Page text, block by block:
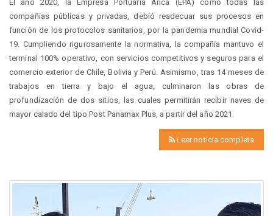
El año 2020, la Empresa Portuaria Arica (EPA) como todas las
compañías públicas y privadas, debió readecuar sus procesos en
función de los protocolos sanitarios, por la pandemia mundial Covid-
19. Cumpliendo rigurosamente la normativa, la compañía mantuvo el
terminal 100% operativo, con servicios competitivos y seguros para el
comercio exterior de Chile, Bolivia y Perú. Asimismo, tras 14 meses de
trabajos en tierra y bajo el agua, culminaron las obras de
profundización de dos sitios, las cuales permitirán recibir naves de
mayor calado del tipo Post Panamax Plus, a partir del año 2021.
Leer noticia completa